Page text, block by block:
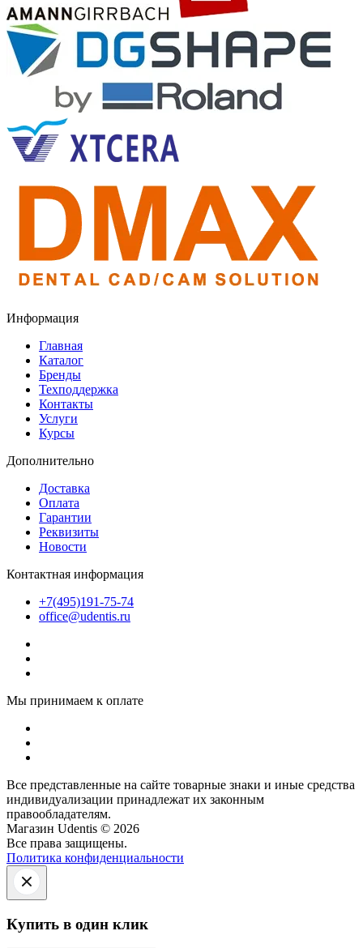
Информация
Главная
Каталог
Бренды
Техподдержка
Контакты
Услуги
Курсы
Дополнительно
Доставка
Оплата
Гарантии
Реквизиты
Новости
Контактная информация
+7(495)191-75-74
office@udentis.ru
Мы принимаем к оплате
Все представленные на сайте товарные знаки и иные средства
индивидуализации принадлежат их законным
правообладателям.
Магазин Udentis © 2026
Все права защищены.
Политика конфиденциальности
Купить в один клик